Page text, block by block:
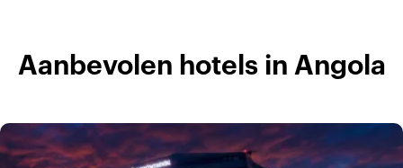
Aanbevolen hotels in Angola